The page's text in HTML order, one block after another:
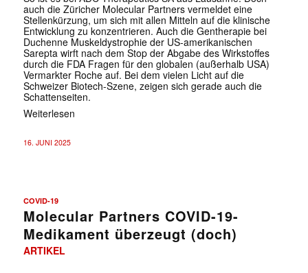
auch die Züricher Molecular Partners vermeldet eine
Stellenkürzung, um sich mit allen Mitteln auf die klinische
Entwicklung zu konzentrieren. Auch die Gentherapie bei
Duchenne Muskeldystrophie der US-amerikanischen
Sarepta wirft nach dem Stop der Abgabe des Wirkstoffes
durch die FDA Fragen für den globalen (außerhalb USA)
Vermarkter Roche auf. Bei dem vielen Licht auf die
Schweizer Biotech-Szene, zeigen sich gerade auch die
Schattenseiten.
Weiterlesen
16. JUNI 2025
COVID-19
Molecular Partners COVID-19-
Medikament überzeugt (doch)
ARTIKEL